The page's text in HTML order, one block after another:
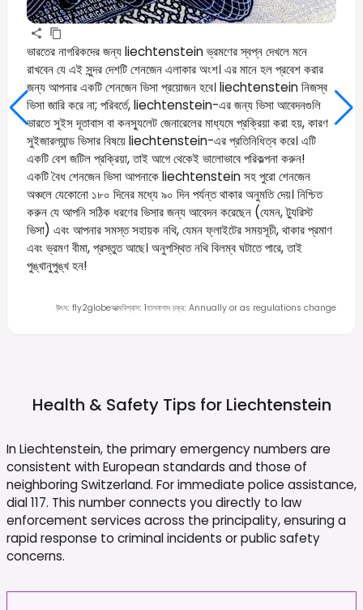
ভারতের নাগরিকদের জন্য liechtenstein ভ্রমণের স্বপ্ন দেখলে মনে
রাখবেন যে এই সুন্দর দেশটি শেনজেন এলাকার অংশ। এর মানে হল প্রবেশ করার
জন্য আপনার একটি শেনজেন ভিসা প্রয়োজন হবে। liechtenstein নিজস্ব
ভিসা জারি করে না; পরিবর্তে, liechtenstein-এর জন্য ভিসা আবেদনগুলি
ভারতে সুইস দূতাবাস বা কনস্যুলেট জেনারেলের মাধ্যমে প্রক্রিয়া করা হয়, কারণ
সুইজারল্যান্ড ভিসার বিষয়ে liechtenstein-এর প্রতিনিধিত্ব করে। এটি
একটি বেশ জটিল প্রক্রিয়া, তাই আগে থেকেই ভালোভাবে পরিকল্পনা করুন!
একটি বৈধ শেনজেন ভিসা আপনাকে liechtenstein সহ পুরো শেনজেন
অঞ্চলে যেকোনো ১৮০ দিনের মধ্যে ৯০ দিন পর্যন্ত থাকার অনুমতি দেয়। নিশ্চিত
করুন যে আপনি সঠিক ধরণের ভিসার জন্য আবেদন করেছেন (যেমন, ট্যুরিস্ট
ভিসা) এবং আপনার সমস্ত সহায়ক নথি, যেমন ফ্লাইটের সময়সূচী, থাকার প্রমাণ
এবং ভ্রমণ বীমা, প্রস্তুত আছে। অনুপস্থিত নথি বিলম্ব ঘটাতে পারে, তাই
পুঙ্খানুপুঙ্খ হন!
উৎস: fly2globeআত্মবিশ্বাস: 1হালনাগাদ চক্র: Annually or as regulations change
Health & Safety Tips for Liechtenstein
In Liechtenstein, the primary emergency numbers are
consistent with European standards and those of
neighboring Switzerland. For immediate police assistance,
dial 117. This number connects you directly to law
enforcement services across the principality, ensuring a
rapid response to criminal incidents or public safety
concerns.